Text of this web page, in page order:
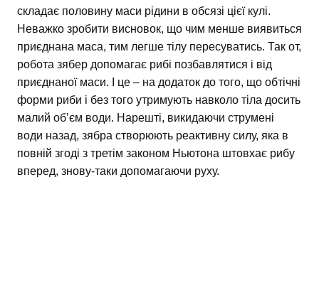
складає половину маси рідини в обсязі цієї кулі.
Неважко зробити висновок, що чим менше виявиться
приєднана маса, тим легше тілу пересуватись. Так от,
робота зябер допомагає рибі позбавлятися і від
приєднаної маси. І це – на додаток до того, що обтічні
форми риби і без того утримують навколо тіла досить
малий об’єм води. Нарешті, викидаючи струмені
води назад, зябра створюють реактивну силу, яка в
повній згоді з третім законом Ньютона штовхає рибу
вперед, знову-таки допомагаючи руху.